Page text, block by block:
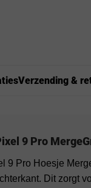
Verzending &
9 Pro
9 Pro Hoesje
Dit zorgt